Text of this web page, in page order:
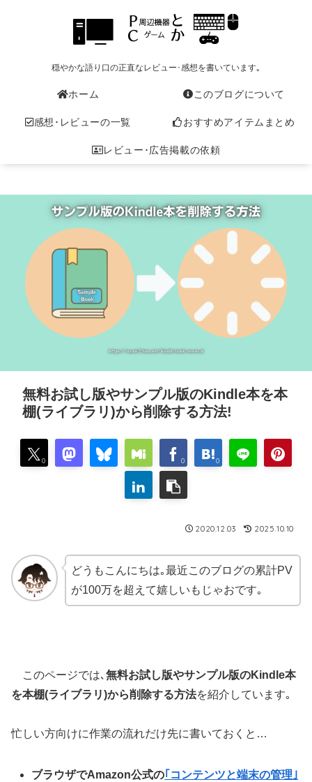
穏やかな語り口の正直なレビュー･感想を書いています｡
ホーム このブログについて
感想･レビューの一覧 おすすめアイテムまとめ
レビュー･広告掲載の依頼
無料お試し版やサンプル版のKindle本を本
棚(ライブラリ)から削除する方法!
0 0 0
2020.12.03 2025.10.10
どうもこんにちは｡最近このブログの累計PV
が100万を超えて嬉しいもじゃおです｡
このページでは､ 無料お試し版やサンプル版のKindle本
を本棚(ライブラリ)から削除する方法を紹介しています｡
忙しい方向けに作業の流れだけ先に書いておくと…
ブラウザでAmazon公式の｢コンテンツと端末の管理｣